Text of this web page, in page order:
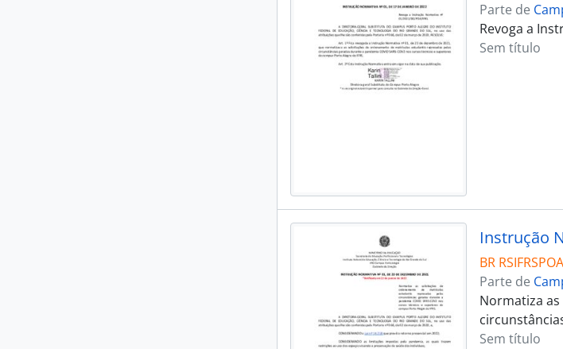
Parte de
Revoga a
Sem título
Instrução
BR
Parte de
Normatiza
Sem título